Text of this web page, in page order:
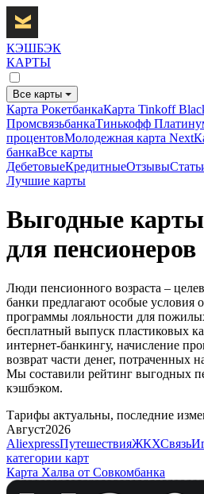
КЭШБЭК
КАРТЫ
Все карты
Карта РокетбанкаКарта Tinkoff
ПромсвязьбанкаТинькофф
процентовМолодежная карта Next
банкаВсе карты
ДебетовыеКредитныеОтзывы
Лучшие карты
Выгодные
для пенсионеров
Люди пенсионного возраста –
банки предлагают особые условия
программы лояльности для
бесплатный выпуск пластиковых
интернет-банкингу, начисление
возврат части денег, потраченных
Мы составили рейтинг выгодных
кэшбэком.
Тарифы актуальны, последние
Август2026
AliexpressПутешествияЖКХСвязь
категории карт
Карта Халва от Совкомбанка